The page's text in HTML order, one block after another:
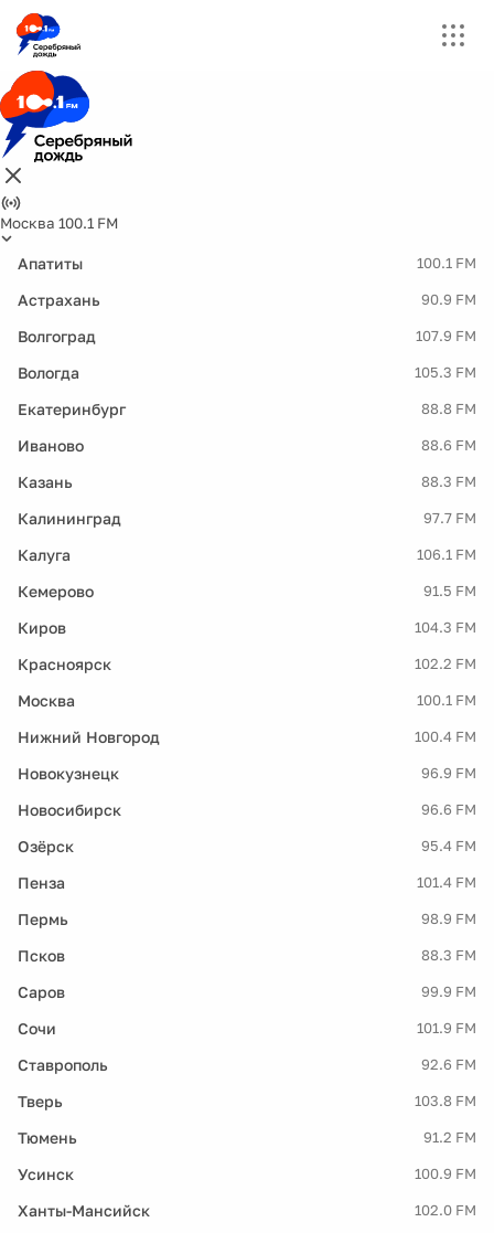
Москва 100.1 FM
Апатиты 100.1 FM
Астрахань 90.9 FM
Волгоград 107.9 FM
Вологда 105.3 FM
Екатеринбург 88.8 FM
Иваново 88.6 FM
Казань 88.3 FM
Калининград 97.7 FM
Калуга 106.1 FM
Кемерово 91.5 FM
Киров 104.3 FM
Красноярск 102.2 FM
Москва 100.1 FM
Нижний Новгород 100.4 FM
Новокузнецк 96.9 FM
Новосибирск 96.6 FM
Озёрск 95.4 FM
Пенза 101.4 FM
Пермь 98.9 FM
Псков 88.3 FM
Саров 99.9 FM
Сочи 101.9 FM
Ставрополь 92.6 FM
Тверь 103.8 FM
Тюмень 91.2 FM
Усинск 100.9 FM
Ханты-Мансийск 102.0 FM